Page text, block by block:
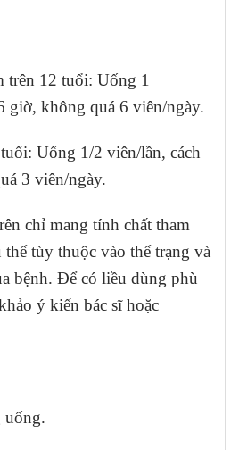
trên 12 tuổi: Uống 1
giờ, không quá 6 viên/ngày.
Uống 1/2 viên/lần, cách
3 viên/ngày.
chỉ mang tính chất tham
tùy thuộc vào thể trạng và
bệnh. Để có liều dùng phù
ý kiến bác sĩ hoặc
uống.